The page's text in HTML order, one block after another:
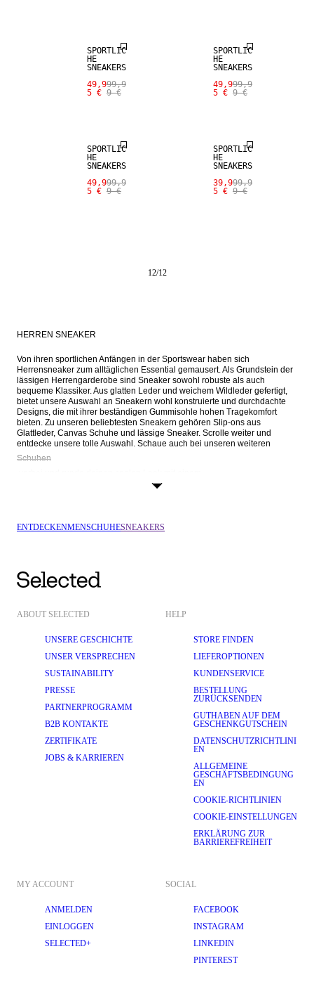
SPORTLIC
HE
SNEAKERS
49,9
5 €
99,9
9 €
SPORTLIC
HE
SNEAKERS
49,9
5 €
99,9
9 €
SPORTLIC
HE
SNEAKERS
49,9
5 €
99,9
9 €
SPORTLIC
HE
SNEAKERS
39,9
5 €
99,9
9 €
12/12
HERREN SNEAKER
Von ihren sportlichen Anfängen in der Sportswear haben sich
Herrensneaker zum alltäglichen Essential gemausert. Als Grundstein der
lässigen Herrengarderobe sind Sneaker sowohl robuste als auch
bequeme Klassiker. Aus glatten Leder und weichem Wildleder gefertigt,
bietet unsere Auswahl an Sneakern wohl konstruierte und durchdachte
Designs, die mit ihrer beständigen Gummisohle hohen Tragekomfort
bieten. Zu unseren beliebtesten Sneakern gehören Slip-ons aus
Glattleder, Canvas Schuhe und lässige Sneaker. Scrolle weiter und
entdecke unsere tolle Auswahl. Schaue auch bei unseren weiteren
Schuhen
ENTDECKENMENSCHUHESNEAKERS
ABOUT SELECTED
UNSERE GESCHICHTE
UNSER VERSPRECHEN
SUSTAINABILITY
PRESSE
PARTNERPROGRAMM
B2B KONTAKTE
ZERTIFIKATE
JOBS & KARRIEREN
HELP
STORE FINDEN
LIEFEROPTIONEN
KUNDENSERVICE
BESTELLUNG
ZURÜCKSENDEN
GUTHABEN AUF DEM
GESCHENKGUTSCHEIN
DATENSCHUTZRICHTLINI
EN
ALLGEMEINE
GESCHÄFTSBEDINGUNG
EN
COOKIE-RICHTLINIEN
COOKIE-EINSTELLUNGEN
ERKLÄRUNG ZUR
BARRIEREFREIHEIT
MY ACCOUNT
ANMELDEN
EINLOGGEN
SELECTED+
SOCIAL
FACEBOOK
INSTAGRAM
LINKEDIN
PINTEREST